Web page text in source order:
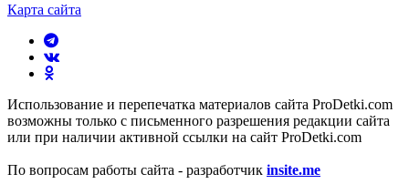
Карта сайта
Использование и перепечатка материалов сайта ProDetki.com
возможны только с письменного разрешения редакции сайта
или при наличии активной ссылки на сайт ProDetki.com
По вопросам работы сайта - разработчик insite.me